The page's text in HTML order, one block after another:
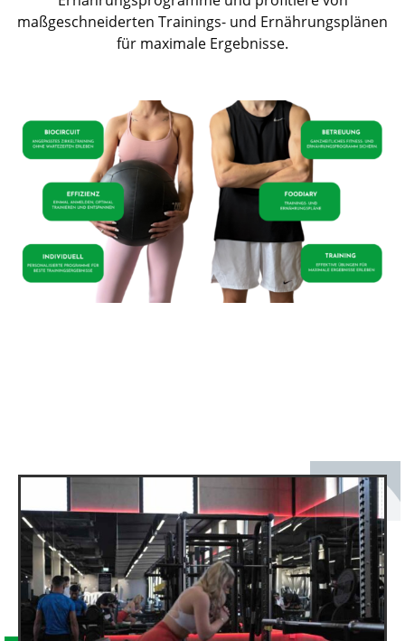
maßgeschneiderten Trainings- und Ernährungsplänen
für maximale Ergebnisse.